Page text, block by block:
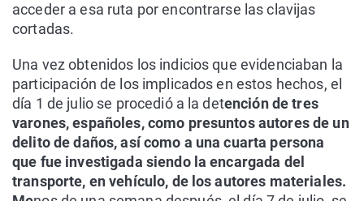
acceder a esa ruta por encontrarse las clavijas
cortadas.
Una vez obtenidos los indicios que evidenciaban la
participación de los implicados en estos hechos, el
día 1 de julio se procedió a la detención de tres
varones, españoles, como presuntos autores de un
delito de daños, así como a una cuarta persona
que fue investigada siendo la encargada del
transporte, en vehículo, de los autores materiales.